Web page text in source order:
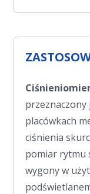
placówkach
ciśnienia
pomiar rytmu
wygony w